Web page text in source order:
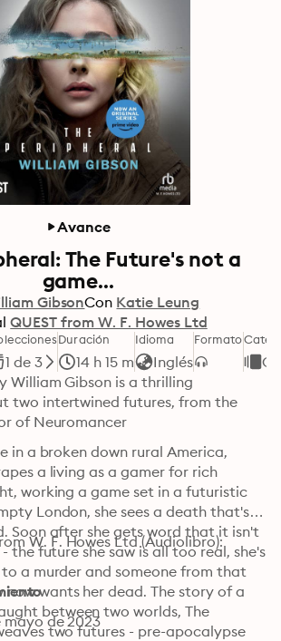
Avance
The Future's not a
game...
GibsonCon Katie Leung
QUEST from W. F. Howes Ltd
1 de 3
Duración
14 h 15 m
Idioma
Inglés
Formato
William Gibson is a thrilling
two intertwined futures, from the
of Neuromancer
in a broken down rural America,
a living as a gamer for rich
working a game set in a futuristic
London, she sees a death that's
Soon after she gets word that it isn't
the future she saw is all too real, she's
a murder and someone from that
wants her dead. The story of a
between two worlds, The
two futures - pre-apocalypse
W. F. Howes Ltd (Audiolibro):
mayo de 2023